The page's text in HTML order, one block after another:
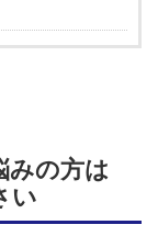
みの方は
い